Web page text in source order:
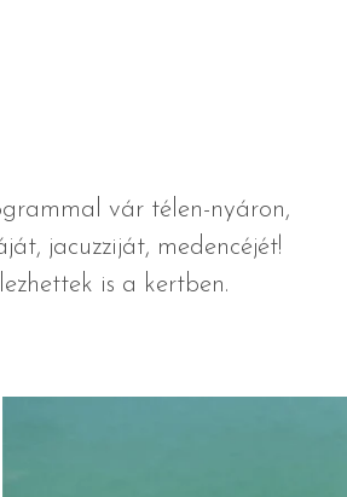
vár télen-nyáron,
jacuzziját, medencéjét!
is a kertben.